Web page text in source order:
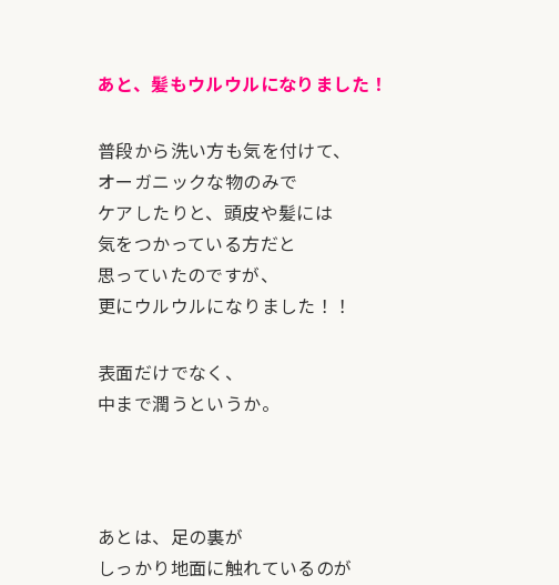
あと、髪もウルウルになりました！
普段から洗い方も気を付けて、
オーガニックな物のみで
ケアしたりと、頭皮や髪には
気をつかっている方だと
思っていたのですが、
更にウルウルになりました！！
表面だけでなく、
中まで潤うというか。
あとは、足の裏が
しっかり地面に触れているのが